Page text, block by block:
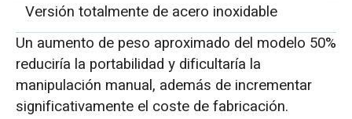
Versión totalmente de acero inoxidable
Un aumento de peso aproximado del modelo 50%
reduciría la portabilidad y dificultaría la
manipulación manual, además de incrementar
significativamente el coste de fabricación.